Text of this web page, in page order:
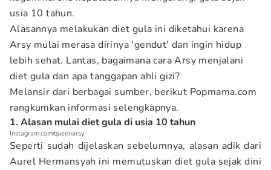
usia 10 tahun.
Alasannya melakukan diet gula ini diketahui karena
Arsy mulai merasa dirinya 'gendut' dan ingin hidup
lebih sehat. Lantas, bagaimana cara Arsy menjalani
diet gula dan apa tanggapan ahli gizi?
Melansir dari berbagai sumber, berikut Popmama.com
rangkumkan informasi selengkapnya.
1. Alasan mulai diet gula di usia 10 tahun
Instagram.com/queenarsy
Seperti sudah dijelaskan sebelumnya, alasan adik dari
Aurel Hermansyah ini memutuskan diet gula sejak dini